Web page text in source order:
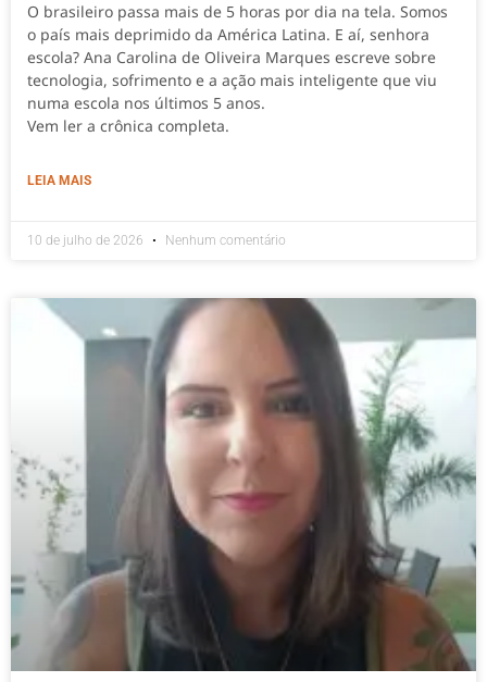
O brasileiro passa mais de 5 horas por dia na tela. Somos
o país mais deprimido da América Latina. E aí, senhora
escola? Ana Carolina de Oliveira Marques escreve sobre
tecnologia, sofrimento e a ação mais inteligente que viu
numa escola nos últimos 5 anos.
Vem ler a crônica completa.
LEIA MAIS
10 de julho de 2026 Nenhum comentário